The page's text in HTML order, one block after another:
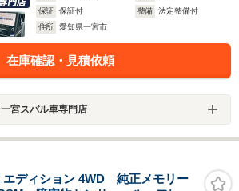
保証
保証付 整備
法定整備付
住所
愛知県一宮市
在庫確認・見積依頼
宮スバル車専門店
ディション 4WD 純正メモリー